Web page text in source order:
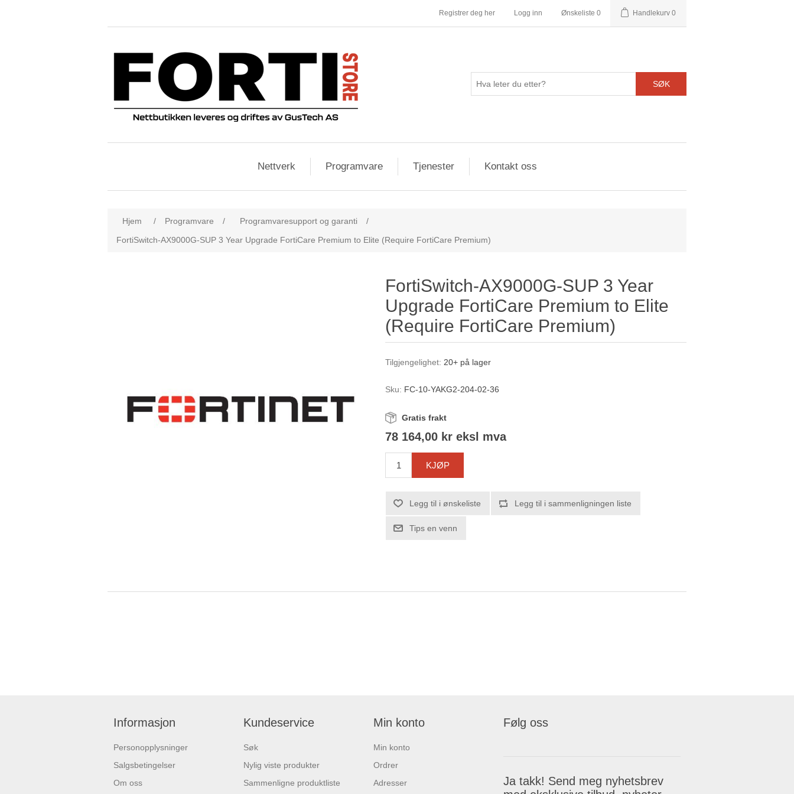
Registrer deg her Logg inn Ønskeliste 0 Handlekurv 0
SØK
Nettverk Programvare Tjenester Kontakt oss
Hjem / Programvare / Programvaresupport og garanti
/
FortiSwitch-AX9000G-SUP 3 Year Upgrade FortiCare Premium to Elite (Require FortiCare Premium)
FortiSwitch-AX9000G-SUP 3 Year
Upgrade FortiCare Premium to Elite
(Require FortiCare Premium)
Tilgjengelighet: 20+ på lager
Sku: FC-10-YAKG2-204-02-36
Gratis frakt
78 164,00 kr eksl mva
KJØP
Legg til i ønskeliste Legg til i sammenligningen liste
Tips en venn
Informasjon
Personopplysninger
Salgsbetingelser
Om oss
Kundeservice
Søk
Nylig viste produkter
Sammenligne produktliste
Min konto
Min konto
Ordrer
Adresser
Følg oss
Ja takk! Send meg nyhetsbrev